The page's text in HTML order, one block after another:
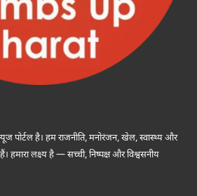
पोर्टल है। हम राजनीति, मनोरंजन, खेल, स्वास्थ्य और
हमारा लक्ष्य है — सच्ची, निष्पक्ष और विश्वसनीय